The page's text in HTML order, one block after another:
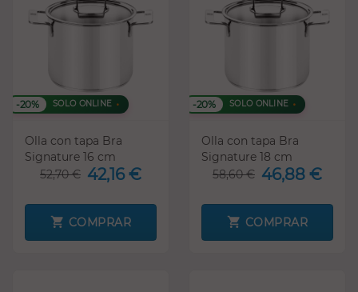
-20% SOLO ONLINE
Olla con tapa Bra
Signature 16 cm
52,70 € 42,16 €
COMPRAR
-20% SOLO ONLINE
Olla con tapa Bra
Signature 18 cm
58,60 € 46,88 €
COMPRAR